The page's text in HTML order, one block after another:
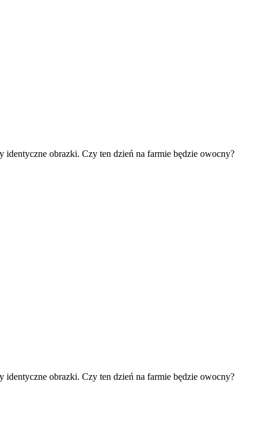
identyczne obrazki. Czy ten dzień na farmie będzie owocny?
identyczne obrazki. Czy ten dzień na farmie będzie owocny?